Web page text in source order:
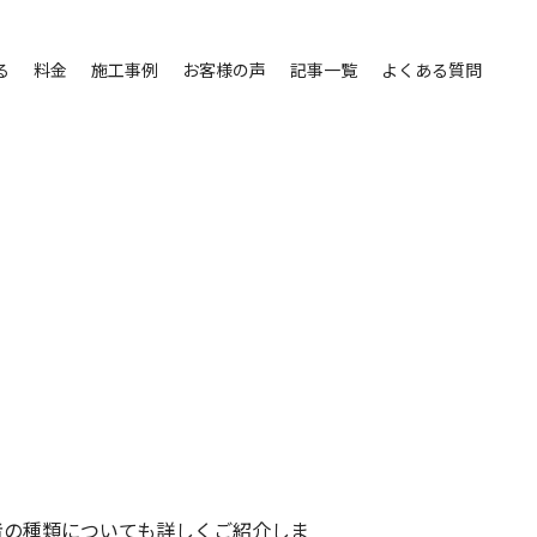
料金 施工事例 お客様の声 記事一覧 よくある質問
種類についても詳しくご紹介しま